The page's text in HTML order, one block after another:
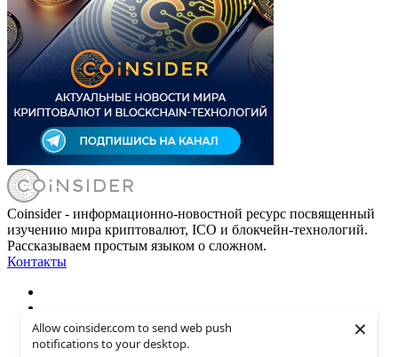
Allow coinsider.com to send web push
notifications to your desktop.
×
Coinsider - информационно-новостной ресурс посвященный
изучению мира криптовалют, ICO и блокчейн-технологий.
Рассказываем простым языком о сложном.
Контакты